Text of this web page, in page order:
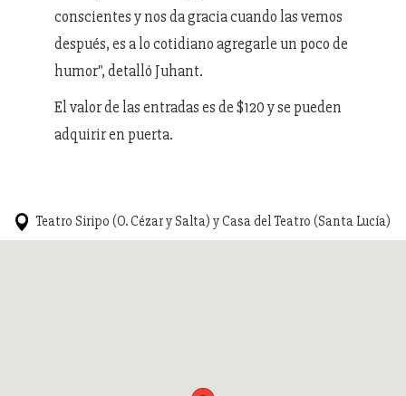
conscientes y nos da gracia cuando las vemos
después, es a lo cotidiano agregarle un poco de
humor", detalló Juhant.
El valor de las entradas es de $120 y se pueden
adquirir en puerta.
Teatro Siripo (O. Cézar y Salta) y Casa del Teatro (Santa Lucía)